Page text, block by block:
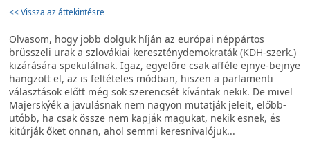
<< Vissza az áttekintésre
Olvasom, hogy jobb dolguk híján az európai néppártos
brüsszeli urak a szlovákiai kereszténydemokraták (KDH-szerk.)
kizárására spekulálnak. Igaz, egyelőre csak afféle ejnye-bejnye
hangzott el, az is feltételes módban, hiszen a parlamenti
választások előtt még sok szerencsét kívántak nekik. De mivel
Majerskýék a javulásnak nem nagyon mutatják jeleit, előbb-
utóbb, ha csak össze nem kapják magukat, nekik esnek, és
kitúrják őket onnan, ahol semmi keresnivalójuk...